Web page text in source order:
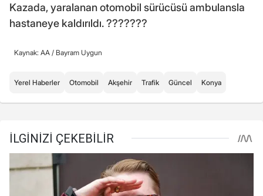
Kazada, yaralanan otomobil sürücüsü ambulansla
hastaneye kaldırıldı. ???????
Kaynak: AA / Bayram Uygun
Yerel Haberler Otomobil Akşehir Trafik Güncel Konya